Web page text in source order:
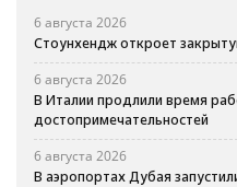
6 августа 2026
Стоунхендж откроет
6 августа 2026
В Италии продлили время
достопримечательностей
6 августа 2026
В аэропортах Дубая